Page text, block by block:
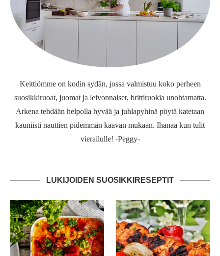
Keittiömme on kodin sydän, jossa valmistuu koko perheen
suosikkiruoat, juomat ja leivonnaiset, brittiruokia unohtamatta.
Arkena tehdään helpolla hyvää ja juhlapyhinä pöytä katetaan
kauniisti nauttien pidemmän kaavan mukaan. Ihanaa kun tulit
vierailulle! -Peggy-
LUKIJOIDEN SUOSIKKIRESEPTIT